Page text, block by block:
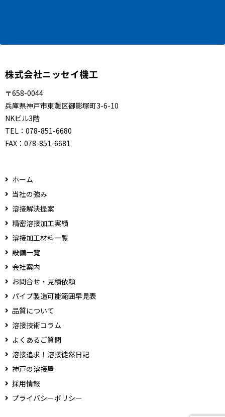
株式会社ニッセイ機工
〒658-0044
兵庫県神戸市東灘区御影塚町3-6-10
NKビル3階
TEL： 078-851-6680
FAX： 078-851-6681
ホーム
当社の強み
溶接解決提案
精密溶接加工実績
溶接加工材料一覧
設備一覧
会社案内
お問合せ・見積依頼
パイプ製造可能範囲早見表
品質について
溶接技術コラム
よくあるご質問
溶接追求！溶接徒然日記
神戸の溶接屋
採用情報
プライバシーポリシー